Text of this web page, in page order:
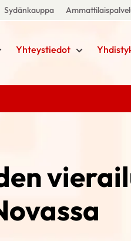
Sydänkauppa
Yhteystiedot